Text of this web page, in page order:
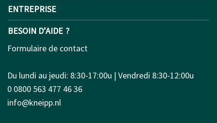
ENTREPRISE
BESOIN D’AIDE ?
Formulaire de contact
Du lundi au jeudi: 8:30-17:00u | Vendredi 8:30-12:00u
0 0800 563 477 46 36
info@kneipp.nl